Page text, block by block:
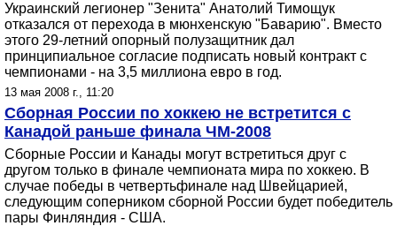
Украинский легионер "Зенита" Анатолий Тимощук
отказался от перехода в мюнхенскую "Баварию". Вместо
этого 29-летний опорный полузащитник дал
принципиальное согласие подписать новый контракт с
чемпионами - на 3,5 миллиона евро в год.
13 мая 2008 г., 11:20
Сборная России по хоккею не встретится с
Канадой раньше финала ЧМ-2008
Сборные России и Канады могут встретиться друг с
другом только в финале чемпионата мира по хоккею. В
случае победы в четвертьфинале над Швейцарией,
следующим соперником сборной России будет победитель
пары Финляндия - США.